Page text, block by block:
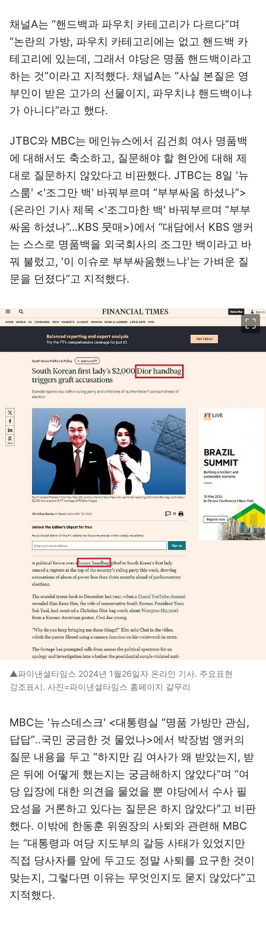
채널A는 “핸드백과 파우치 카테고리가 다르다”며
“논란의 가방, 파우치 카테고리에는 없고 핸드백 카
테고리에 있는데, 그래서 야당은 명품 핸드백이라고
하는 것”이라고 지적했다. 채널A는 “사실 본질은 영
부인이 받은 고가의 선물이지, 파우치냐 핸드백이냐
가 아니다”라고 했다.
JTBC와 MBC는 메인뉴스에서 김건희 여사 명품백
에 대해서도 축소하고, 질문해야 할 현안에 대해 제
대로 질문하지 않았다고 비판했다. JTBC는 8일 '뉴
스룸' <'조그만 백' 바꿔부르며 “부부싸움 하셨나”>
(온라인 기사 제목 <'조그마한 백' 바꿔부르며 “부부
싸움 하셨나”…KBS 뭇매>)에서 “대담에서 KBS 앵커
는 스스로 명품백을 외국회사의 조그만 백이라고 바
꿔 불렀고, '이 이슈로 부부싸움했느냐'는 가벼운 질
문을 던졌다”고 지적했다.
▲파이낸셜타임스 2024년 1월26일자 온라인 기사. 주요표현
강조표시. 사진=파이낸셜타임스 홈페이지 갈무리
MBC는 '뉴스데스크' <대통령실 “명품 가방만 관심,
답답”‥국민 궁금한 것 물었나>에서 박장범 앵커의
질문 내용을 두고 “하지만 김 여사가 왜 받았는지, 받
은 뒤에 어떻게 했는지는 궁금해하지 않았다”며 “여
당 입장에 대한 의견을 물었을 뿐 야당에서 수사 필
요성을 거론하고 있다는 질문은 하지 않았다”고 비판
했다. 이밖에 한동훈 위원장의 사퇴와 관련해 MBC
는 “대통령과 여당 지도부의 갈등 사태가 있었지만
직접 당사자를 앞에 두고도 정말 사퇴를 요구한 것이
맞는지, 그렇다면 이유는 무엇인지도 묻지 않았다”고
지적했다.